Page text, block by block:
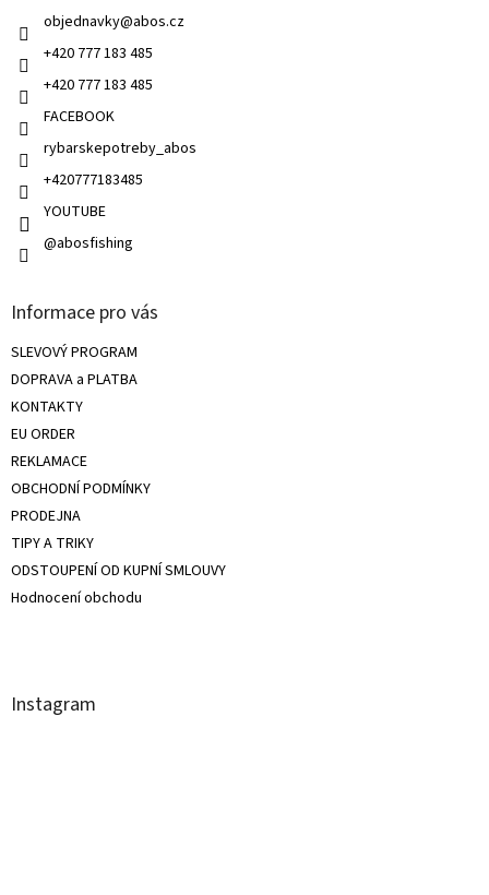
objednavky@abos.cz
+420 777 183 485
+420 777 183 485
FACEBOOK
rybarskepotreby_abos
+420777183485
YOUTUBE
@abosfishing
Informace pro vás
SLEVOVÝ PROGRAM
DOPRAVA a PLATBA
KONTAKTY
EU ORDER
REKLAMACE
OBCHODNÍ PODMÍNKY
PRODEJNA
TIPY A TRIKY
ODSTOUPENÍ OD KUPNÍ SMLOUVY
Hodnocení obchodu
Instagram